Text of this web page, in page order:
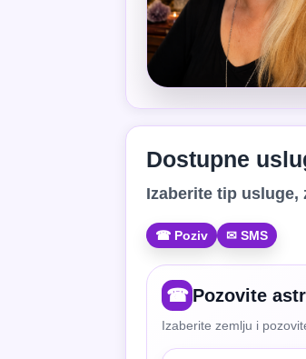
Dostupne
Izaberite tip usluge,
☎ Poziv ✉ SMS
☎ Pozovite
Izaberite zemlju i